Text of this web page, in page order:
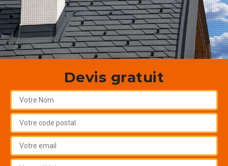
Devis gratuit